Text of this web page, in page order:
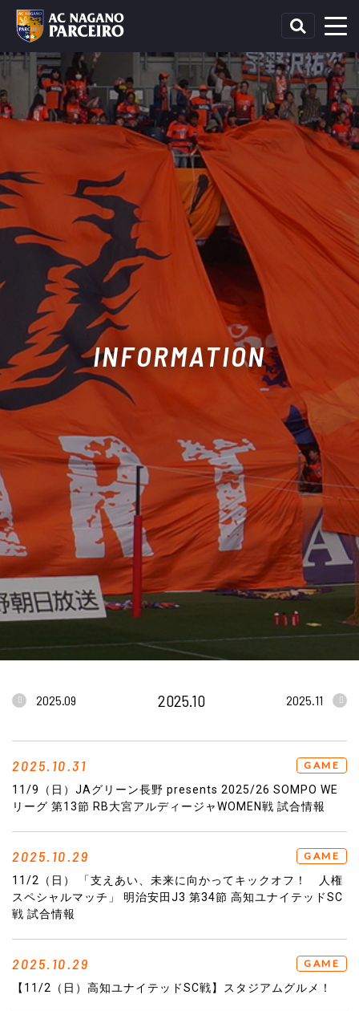
INFORMATION
2025.09 2025.10 2025.11
2025.10.31 GAME
11/9（日）JAグリーン長野 presents 2025/26 SOMPO WE
リーグ 第13節 RB大宮アルディージャWOMEN戦 試合情報
2025.10.29 GAME
11/2（日） 「支えあい、未来に向かってキックオフ！ 人権
スペシャルマッチ」 明治安田J3 第34節 高知ユナイテッドSC
戦 試合情報
2025.10.29 GAME
【11/2（日）高知ユナイテッドSC戦】スタジアムグルメ！